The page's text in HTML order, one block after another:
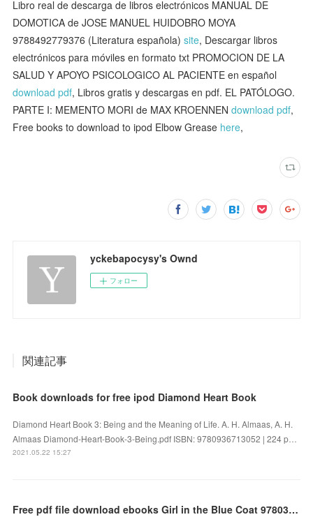
Libro real de descarga de libros electrónicos MANUAL DE
DOMOTICA de JOSE MANUEL HUIDOBRO MOYA
9788492779376 (Literatura española)site, Descargar libros
electrónicos para móviles en formato txt PROMOCION DE LA
SALUD Y APOYO PSICOLOGICO AL PACIENTE en español
download pdf, Libros gratis y descargas en pdf. EL PATÓLOGO.
PARTE I: MEMENTO MORI de MAX KROENNENdownload pdf,
Free books to download to ipod Elbow Grease here,
yckebapocysy's Ownd
フォロー
関連記事
Book downloads for free ipod Diamond Heart Book
Diamond Heart Book 3: Being and the Meaning of Life. A. H. Almaas, A. H.
Almaas Diamond-Heart-Book-3-Being.pdf ISBN: 9780936713052 | 224 p…
2021.05.22 15:27
Free pdf file download ebooks Girl in the Blue Coat 9780316260602 by Monica Hesse in English FB2